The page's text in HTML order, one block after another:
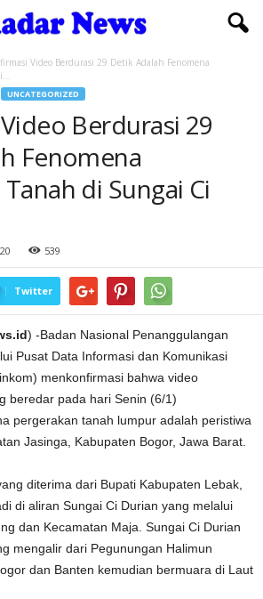
Video Berdurasi 29 Detik Adalah Fenomena
UNCATEGORIZED
Berdurasi 29
Fenomena
di Sungai Ci
539
Twitter
) -Badan Nasional Penanggulangan
Pusat Data Informasi dan Komunikasi
menkonfirmasi bahwa video
beredar pada hari Senin (6/1)
pergerakan tanah lumpur adalah peristiwa
Jasinga, Kabupaten Bogor, Jawa Barat.
diterima dari Bupati Kabupaten Lebak,
di aliran Sungai Ci Durian yang melalui
dan Kecamatan Maja. Sungai Ci Durian
mengalir dari Pegunungan Halimun
dan Banten kemudian bermuara di Laut